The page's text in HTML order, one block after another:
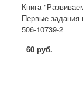
Книга
Первые
506-10739-2
60 руб.